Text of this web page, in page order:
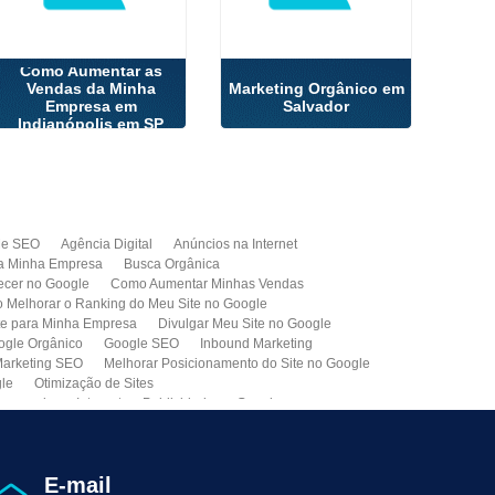
Como Aumentar as
Vendas da Minha
Empresa em
Indianópolis em SP
Marketing Orgânico em
Salvador
SEO Agência Digital
Anúncios na Internet
Minha Empresa
Busca Orgânica
no Google
Como Aumentar Minhas Vendas
Melhorar o Ranking do Meu Site no Google
para Minha Empresa
Divulgar Meu Site no Google
Orgânico Google SEO
Inbound Marketing
SEO
Melhorar Posicionamento do Site no Google
Otimização de Sites
na Internet
Publicidade no Google
de Clientes
E-mail